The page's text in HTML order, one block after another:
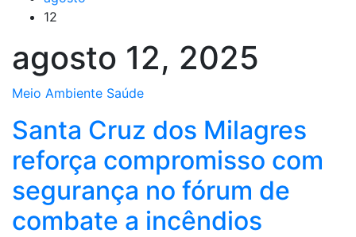
12
agosto 12, 2025
Meio Ambiente Saúde
Santa Cruz dos Milagres
reforça compromisso com
segurança no fórum de
combate a incêndios